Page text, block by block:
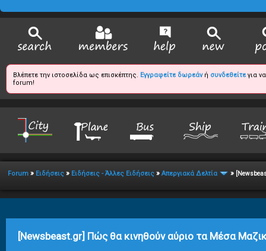
Βλέπετε την ιστοσελίδα ως επισκέπτης. Εγγραφείτε δωρεάνή συνδεθείτεγια
forum!
Forum » Ειδήσεις » Ειδήσεις - Άλλες Ειδήσεις » Απεργιακά Δελτία »
[Newsbeast.gr] Πώς θα κινηθούν αύριο τα Μέσα